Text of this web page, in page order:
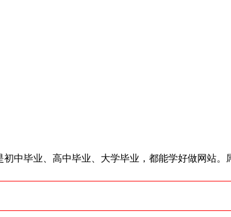
中毕业、高中毕业、大学毕业，都能学好做网站。